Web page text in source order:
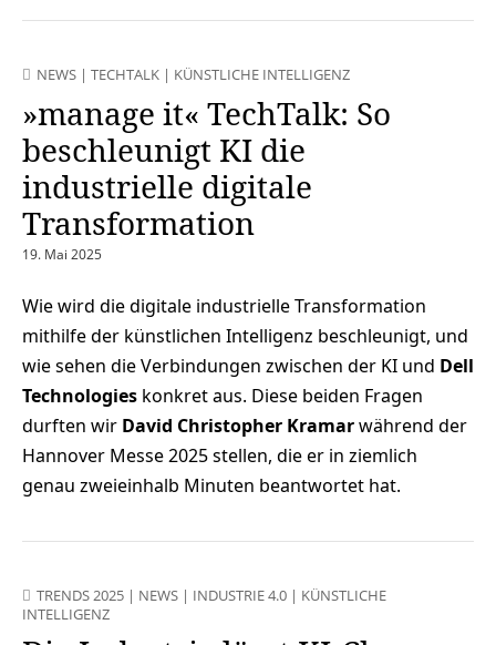
NEWS | TECHTALK | KÜNSTLICHE INTELLIGENZ
»manage it« TechTalk: So
beschleunigt KI die
industrielle digitale
Transformation
19. Mai 2025
Wie wird die digitale industrielle Transformation
mithilfe der künstlichen Intelligenz beschleunigt, und
wie sehen die Verbindungen zwischen der KI und Dell
Technologies konkret aus. Diese beiden Fragen
durften wir David Christopher Kramarwährend der
Hannover Messe 2025 stellen, die er in ziemlich
genau zweieinhalb Minuten beantwortet hat.
TRENDS 2025 | NEWS | INDUSTRIE 4.0 | KÜNSTLICHE
INTELLIGENZ